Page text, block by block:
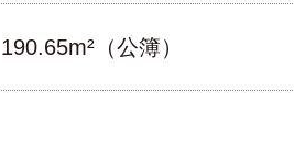
190.65m²（公簿）